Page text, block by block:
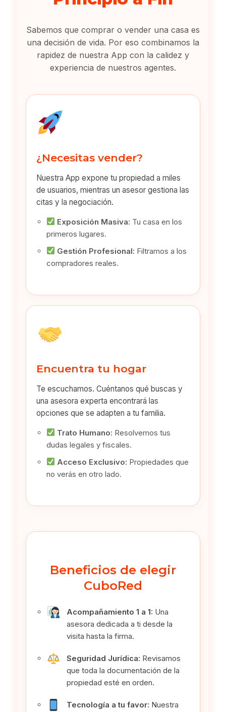
Sabemos que comprar o vender una casa es
una decisión de vida. Por eso combinamos la
rapidez de nuestra App con la calidez y
experiencia de nuestros agentes.
¿Necesitas vender?
Nuestra App expone tu propiedad a miles
de usuarios, mientras un asesor gestiona las
citas y la negociación.
Exposición Masiva: Tu casa en los
primeros lugares.
Gestión Profesional: Filtramos a los
compradores reales.
Encuentra tu hogar
Te escuchamos. Cuéntanos qué buscas y
una asesora experta encontrará las
opciones que se adapten a tu familia.
Trato Humano: Resolvemos tus
dudas legales y fiscales.
Acceso Exclusivo: Propiedades que
no verás en otro lado.
Beneficios de elegir
CuboRed
Acompañamiento 1 a 1: Una
asesora dedicada a ti desde la
visita hasta la firma.
Seguridad Jurídica: Revisamos
que toda la documentación de la
propiedad esté en orden.
Tecnología a tu favor: Nuestra